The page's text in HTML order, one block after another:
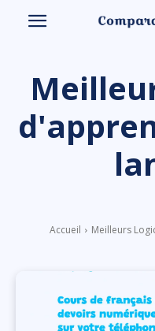
Accueil Meilleurs